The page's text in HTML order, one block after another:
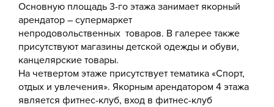
Основную площадь 3-го этажа занимает якорный
арендатор – супермаркет
непродовольственных товаров. В галерее также
присутствуют магазины детской одежды и обуви,
канцелярские товары.
На четвертом этаже присутствует тематика «Спорт,
отдых и увлечения». Якорным арендатором 4 этажа
является фитнес-клуб, вход в фитнес-клуб